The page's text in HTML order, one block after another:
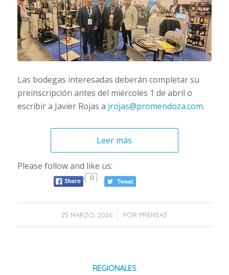
Las bodegas interesadas deberán completar su
preinscripción antes del miércoles 1 de abril o
escribir a Javier Rojas a jrojas@promendoza.com.
Leer más
Please follow and like us:
0
25 MARZO, 2026
/ POR PRENSA3
REGIONALES